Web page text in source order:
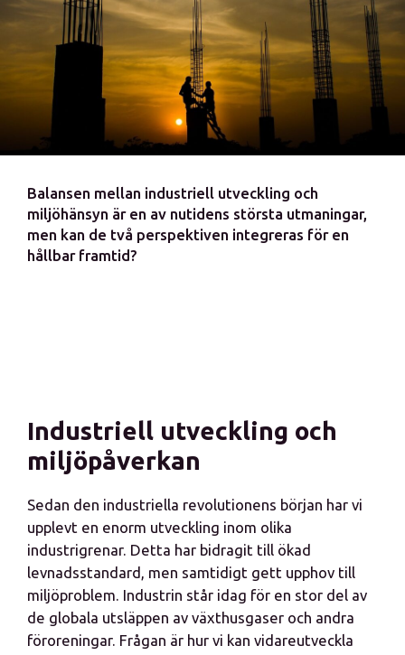
Balansen mellan industriell utveckling och
miljöhänsyn är en av nutidens största utmaningar,
men kan de två perspektiven integreras för en
hållbar framtid?
Industriell utveckling och
miljöpåverkan
Sedan den industriella revolutionens början har vi
upplevt en enorm utveckling inom olika
industrigrenar. Detta har bidragit till ökad
levnadsstandard, men samtidigt gett upphov till
miljöproblem. Industrin står idag för en stor del av
de globala utsläppen av växthusgaser och andra
föroreningar. Frågan är hur vi kan vidareutveckla